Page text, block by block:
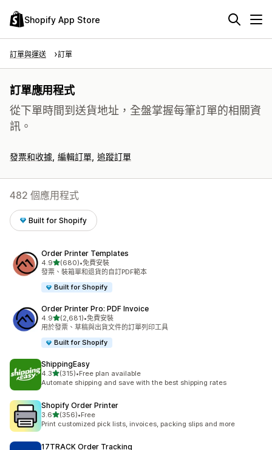
Shopify App Store
訂單與運送 訂單
訂單應用程式
從下單時間到送貨地址，全盤掌握每筆訂單的相關資
訊。
發票和收據 編輯訂單 追蹤訂單
482 個應用程式
Built for Shopify
Order Printer Templates
4.9滿分 5 顆星
(680)
共有 680 則評價
•免費安裝
發票、裝箱單和退貨的自訂PDF範本
Built for Shopify
Order Printer Pro: PDF Invoice
4.9滿分 5 顆星
(2,681)
共有 2681 則評價
•免費安裝
用於發票、草稿與出貨文件的訂單列印工具
Built for Shopify
ShippingEasy
4.3滿分 5 顆星
(315)
共有 315 則評價
•Free plan available
Automate shipping and save with the best shipping rates
Shopify Order Printer
3.6滿分 5 顆星
(356)
共有 356 則評價
•Free
Print customized pick lists, invoices, packing slips and more
17TRACK Order Tracking